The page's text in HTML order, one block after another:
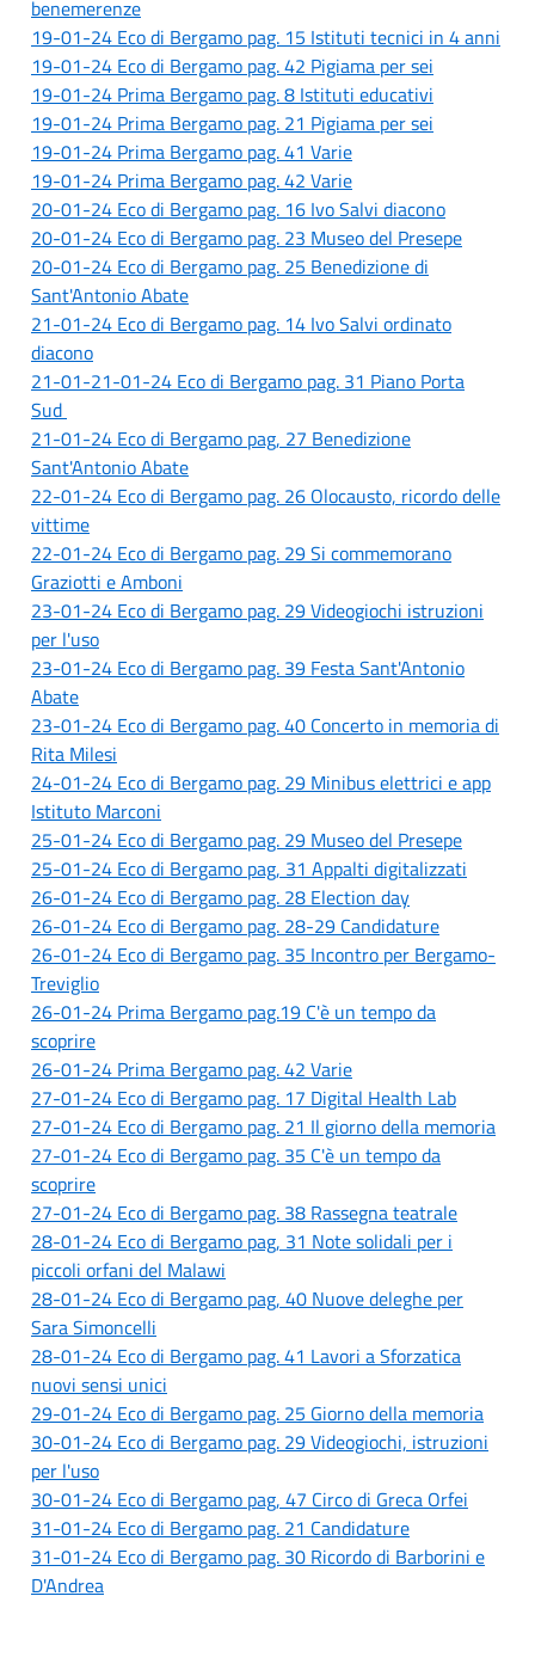
benemerenze
19-01-24 Eco di Bergamo pag. 15 Istituti tecnici in 4 anni
19-01-24 Eco di Bergamo pag. 42 Pigiama per sei
19-01-24 Prima Bergamo pag. 8 Istituti educativi
19-01-24 Prima Bergamo pag. 21 Pigiama per sei
19-01-24 Prima Bergamo pag. 41 Varie
19-01-24 Prima Bergamo pag. 42 Varie
20-01-24 Eco di Bergamo pag. 16 Ivo Salvi diacono
20-01-24 Eco di Bergamo pag. 23 Museo del Presepe
20-01-24 Eco di Bergamo pag. 25 Benedizione di
Sant'Antonio Abate
21-01-24 Eco di Bergamo pag. 14 Ivo Salvi ordinato
diacono
21-01-21-01-24 Eco di Bergamo pag. 31 Piano Porta
Sud
21-01-24 Eco di Bergamo pag, 27 Benedizione
Sant'Antonio Abate
22-01-24 Eco di Bergamo pag. 26 Olocausto, ricordo delle
vittime
22-01-24 Eco di Bergamo pag. 29 Si commemorano
Graziotti e Amboni
23-01-24 Eco di Bergamo pag. 29 Videogiochi istruzioni
per l'uso
23-01-24 Eco di Bergamo pag. 39 Festa Sant'Antonio
Abate
23-01-24 Eco di Bergamo pag. 40 Concerto in memoria di
Rita Milesi
24-01-24 Eco di Bergamo pag. 29 Minibus elettrici e app
Istituto Marconi
25-01-24 Eco di Bergamo pag. 29 Museo del Presepe
25-01-24 Eco di Bergamo pag, 31 Appalti digitalizzati
26-01-24 Eco di Bergamo pag. 28 Election day
26-01-24 Eco di Bergamo pag. 28-29 Candidature
26-01-24 Eco di Bergamo pag. 35 Incontro per Bergamo-
Treviglio
26-01-24 Prima Bergamo pag.19 C'è un tempo da
scoprire
26-01-24 Prima Bergamo pag. 42 Varie
27-01-24 Eco di Bergamo pag. 17 Digital Health Lab
27-01-24 Eco di Bergamo pag. 21 Il giorno della memoria
27-01-24 Eco di Bergamo pag. 35 C'è un tempo da
scoprire
27-01-24 Eco di Bergamo pag. 38 Rassegna teatrale
28-01-24 Eco di Bergamo pag, 31 Note solidali per i
piccoli orfani del Malawi
28-01-24 Eco di Bergamo pag, 40 Nuove deleghe per
Sara Simoncelli
28-01-24 Eco di Bergamo pag. 41 Lavori a Sforzatica
nuovi sensi unici
29-01-24 Eco di Bergamo pag. 25 Giorno della memoria
30-01-24 Eco di Bergamo pag. 29 Videogiochi, istruzioni
per l'uso
30-01-24 Eco di Bergamo pag, 47 Circo di Greca Orfei
31-01-24 Eco di Bergamo pag. 21 Candidature
31-01-24 Eco di Bergamo pag. 30 Ricordo di Barborini e
D'Andrea